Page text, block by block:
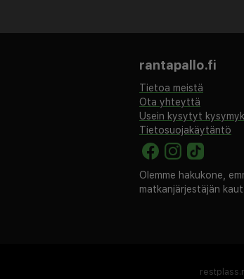
rantapalvelut
kylpylä
paikoitus
Korkeusero
Lisävalinta
Päivittäinen
rantapallo.fi
Tietoa meistä
Ota yhteyttä
Usein kysytyt
Tietosuojakäytäntö
Olemme hakukone,
matkanjärjestäjän